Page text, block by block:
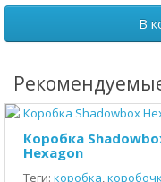
В
Коробка
Hexagon
Теги: коробка,